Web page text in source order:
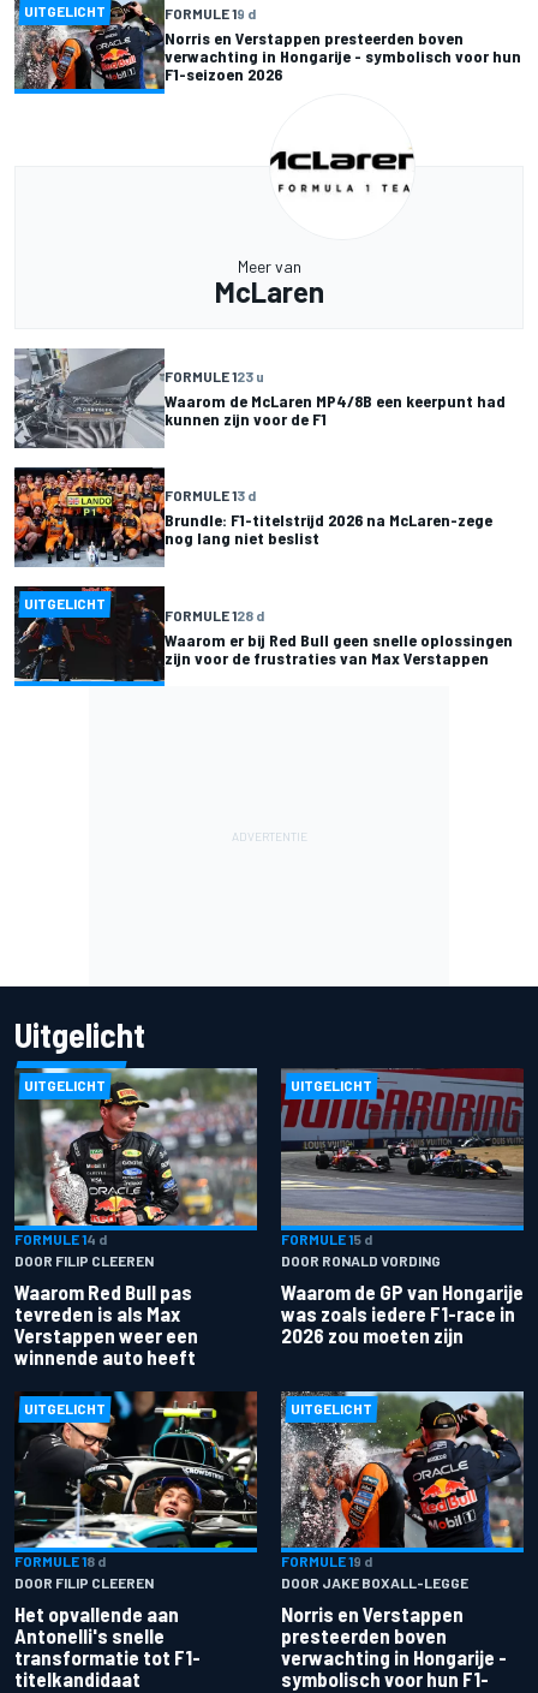
UITGELICHT FORMULE 19 d
Norris en Verstappen presteerden boven
verwachting in Hongarije - symbolisch voor hun
F1-seizoen 2026
Meer van
McLaren
FORMULE 123 u
Waarom de McLaren MP4/8B een keerpunt had
kunnen zijn voor de F1
FORMULE 13 d
Brundle: F1-titelstrijd 2026 na McLaren-zege
nog lang niet beslist
UITGELICHT
FORMULE 128 d
Waarom er bij Red Bull geen snelle oplossingen
zijn voor de frustraties van Max Verstappen
Uitgelicht
UITGELICHT
FORMULE 14 d
DOOR FILIP CLEEREN
Waarom Red Bull pas
tevreden is als Max
Verstappen weer een
winnende auto heeft
UITGELICHT
FORMULE 15 d
DOOR RONALD VORDING
Waarom de GP van Hongarije
was zoals iedere F1-race in
2026 zou moeten zijn
UITGELICHT
FORMULE 18 d
DOOR FILIP CLEEREN
Het opvallende aan
Antonelli's snelle
transformatie tot F1-
titelkandidaat
UITGELICHT
FORMULE 19 d
DOOR JAKE BOXALL-LEGGE
Norris en Verstappen
presteerden boven
verwachting in Hongarije -
symbolisch voor hun F1-